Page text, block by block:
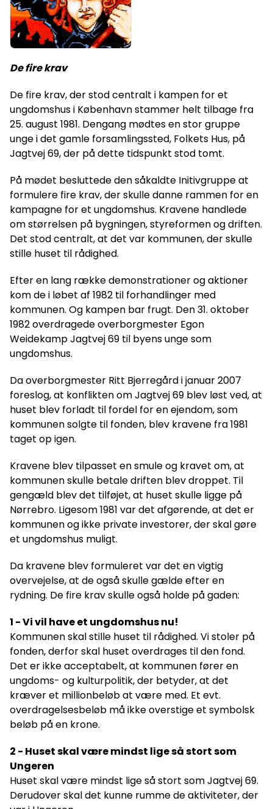
De fire krav
De fire krav, der stod centralt i kampen for et
ungdomshus i København stammer helt tilbage fra
25. august 1981. Dengang mødtes en stor gruppe
unge i det gamle forsamlingssted, Folkets Hus, på
Jagtvej 69, der på dette tidspunkt stod tomt.
På mødet besluttede den såkaldte Initivgruppe at
formulere fire krav, der skulle danne rammen for en
kampagne for et ungdomshus. Kravene handlede
om størrelsen på bygningen, styreformen og driften.
Det stod centralt, at det var kommunen, der skulle
stille huset til rådighed.
Efter en lang række demonstrationer og aktioner
kom de i løbet af 1982 til forhandlinger med
kommunen. Og kampen bar frugt. Den 31. oktober
1982 overdragede overborgmester Egon
Weidekamp Jagtvej 69 til byens unge som
ungdomshus.
Da overborgmester Ritt Bjerregård i januar 2007
foreslog, at konflikten om Jagtvej 69 blev løst ved, at
huset blev forladt til fordel for en ejendom, som
kommunen solgte til fonden, blev kravene fra 1981
taget op igen.
Kravene blev tilpasset en smule og kravet om, at
kommunen skulle betale driften blev droppet. Til
gengæld blev det tilføjet, at huset skulle ligge på
Nørrebro. Ligesom 1981 var det afgørende, at det er
kommunen og ikke private investorer, der skal gøre
et ungdomshus muligt.
Da kravene blev formuleret var det en vigtig
overvejelse, at de også skulle gælde efter en
rydning. De fire krav skulle også holde på gaden:
1 - Vi vil have et ungdomshus nu!
Kommunen skal stille huset til rådighed. Vi stoler på
fonden, derfor skal huset overdrages til den fond.
Det er ikke acceptabelt, at kommunen fører en
ungdoms- og kulturpolitik, der betyder, at det
kræver et millionbeløb at være med. Et evt.
overdragelsesbeløb må ikke overstige et symbolsk
beløb på en krone.
2 - Huset skal være mindst lige så stort som
Ungeren
Huset skal være mindst lige så stort som Jagtvej 69.
Derudover skal det kunne rumme de aktiviteter, der